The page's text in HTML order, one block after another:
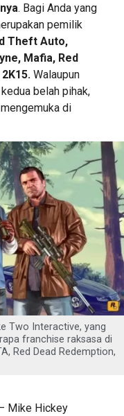
. Bagi Anda yang
pemilik
Theft Auto,
Mafia, Red
Walaupun
belah pihak,
di
Two Interactive, yang
franchise raksasa di
Red Dead Redemption,
Mike Hickey